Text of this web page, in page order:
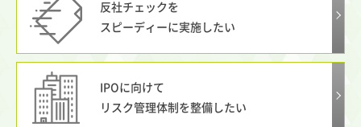
反社チェックを
スピーディーに実施したい
IPOに向けて
リスク管理体制を整備したい